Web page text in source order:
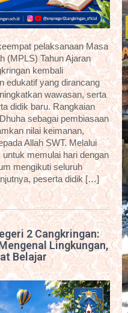
pelaksanaan Masa
(MPLS) Tahun Ajaran
kembali
edukatif yang dirancang
wawasan, serta
didik baru. Rangkaian
sebagai pembiasaan
nilai keimanan,
Allah SWT. Melalui
memulai hari dengan
mengikuti seluruh
peserta didik […]
2 Cangkringan:
Lingkungan,
Belajar